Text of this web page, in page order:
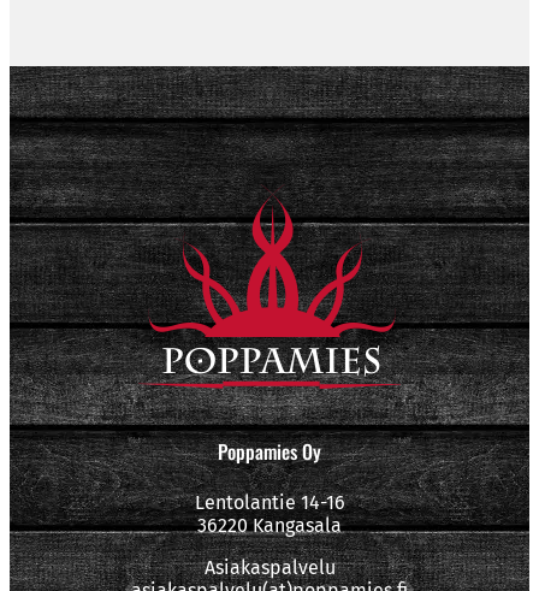
Poppamies Oy
Lentolantie 14-16
36220 Kangasala
Asiakaspalvelu